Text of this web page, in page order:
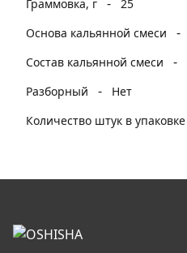
Граммовка, г
25
Основа кальянной смеси
-
Состав кальянной смеси
-
Разборный
-
Нет
Количество штук в упаковке